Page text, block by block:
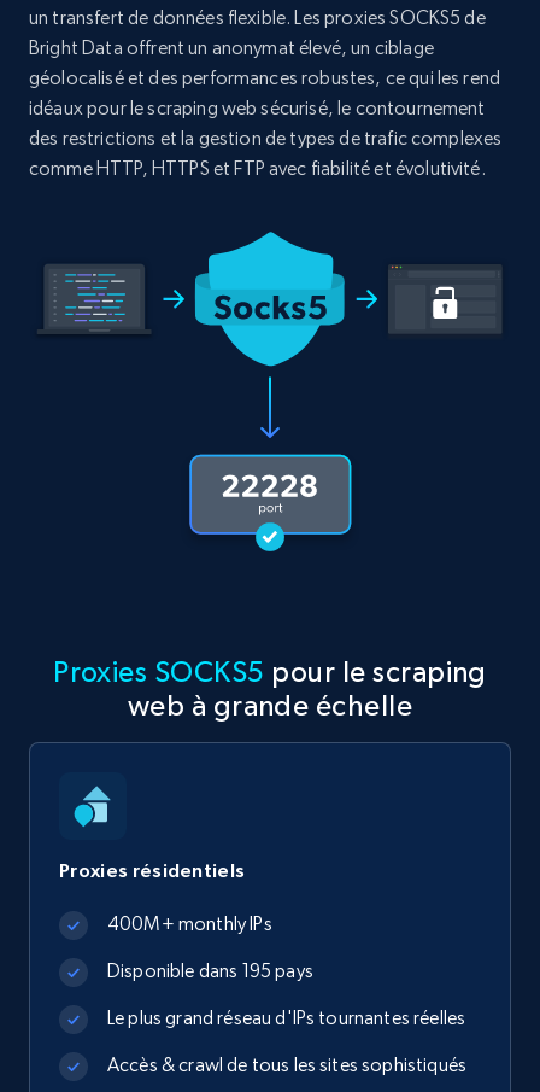
un transfert de données flexible. Les proxies SOCKS5 de
Bright Data offrent un anonymat élevé, un ciblage
géolocalisé et des performances robustes, ce qui les rend
idéaux pour le scraping web sécurisé, le contournement
des restrictions et la gestion de types de trafic complexes
comme HTTP, HTTPS et FTP avec fiabilité et évolutivité.
Proxies SOCKS5 pour le scraping
web à grande échelle
Proxies résidentiels
400M+ monthly IPs
Disponible dans 195 pays
Le plus grand réseau d'IPs tournantes réelles
Accès & crawl de tous les sites sophistiqués